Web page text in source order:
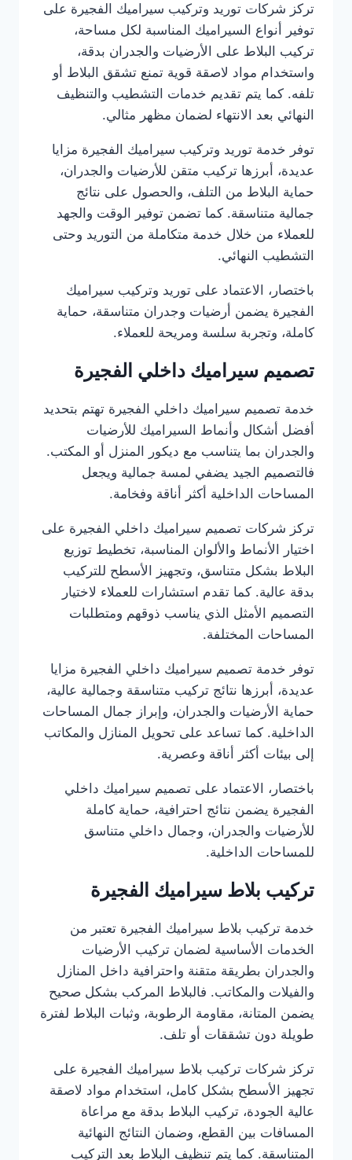
تركز شركات توريد وتركيب سيراميك الفجيرة على
توفير أنواع السيراميك المناسبة لكل مساحة،
تركيب البلاط على الأرضيات والجدران بدقة،
واستخدام مواد لاصقة قوية تمنع تشقق البلاط أو
تلفه. كما يتم تقديم خدمات التشطيب والتنظيف
النهائي بعد الانتهاء لضمان مظهر مثالي.
توفر خدمة توريد وتركيب سيراميك الفجيرة مزايا
عديدة، أبرزها تركيب متقن للأرضيات والجدران،
حماية البلاط من التلف، والحصول على نتائج
جمالية متناسقة. كما تضمن توفير الوقت والجهد
للعملاء من خلال خدمة متكاملة من التوريد وحتى
التشطيب النهائي.
باختصار، الاعتماد على توريد وتركيب سيراميك
الفجيرة يضمن أرضيات وجدران متناسقة، حماية
كاملة، وتجربة سلسة ومريحة للعملاء.
تصميم سيراميك داخلي الفجيرة
خدمة تصميم سيراميك داخلي الفجيرة تهتم بتحديد
أفضل أشكال وأنماط السيراميك للأرضيات
والجدران بما يتناسب مع ديكور المنزل أو المكتب.
فالتصميم الجيد يضفي لمسة جمالية ويجعل
المساحات الداخلية أكثر أناقة وفخامة.
تركز شركات تصميم سيراميك داخلي الفجيرة على
اختيار الأنماط والألوان المناسبة، تخطيط توزيع
البلاط بشكل متناسق، وتجهيز الأسطح للتركيب
بدقة عالية. كما تقدم استشارات للعملاء لاختيار
التصميم الأمثل الذي يناسب ذوقهم ومتطلبات
المساحات المختلفة.
توفر خدمة تصميم سيراميك داخلي الفجيرة مزايا
عديدة، أبرزها نتائج تركيب متناسقة وجمالية عالية،
حماية الأرضيات والجدران، وإبراز جمال المساحات
الداخلية. كما تساعد على تحويل المنازل والمكاتب
إلى بيئات أكثر أناقة وعصرية.
باختصار، الاعتماد على تصميم سيراميك داخلي
الفجيرة يضمن نتائج احترافية، حماية كاملة
للأرضيات والجدران، وجمال داخلي متناسق
للمساحات الداخلية.
تركيب بلاط سيراميك الفجيرة
خدمة تركيب بلاط سيراميك الفجيرة تعتبر من
الخدمات الأساسية لضمان تركيب الأرضيات
والجدران بطريقة متقنة واحترافية داخل المنازل
والفيلات والمكاتب. فالبلاط المركب بشكل صحيح
يضمن المتانة، مقاومة الرطوبة، وثبات البلاط لفترة
طويلة دون تشققات أو تلف.
تركز شركات تركيب بلاط سيراميك الفجيرة على
تجهيز الأسطح بشكل كامل، استخدام مواد لاصقة
عالية الجودة، تركيب البلاط بدقة مع مراعاة
المسافات بين القطع، وضمان النتائج النهائية
المتناسقة. كما يتم تنظيف البلاط بعد التركيب